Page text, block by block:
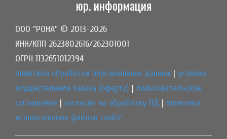
юр. информация
ООО "РОНА" © 2013-2026
ИНН/КПП 2623802616/262301001
ОГРН 1132651012394
политика обработки персональных данных | условия
осуществления заказа (оферта) | пользовательское
соглашение | согласие на обработку ПД | политика
использования файлов cookie